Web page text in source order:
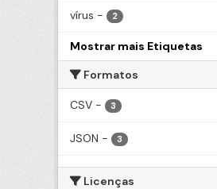
vírus - 2
Mostrar mais Etiquetas
Formatos
CSV - 3
JSON - 3
Licenças